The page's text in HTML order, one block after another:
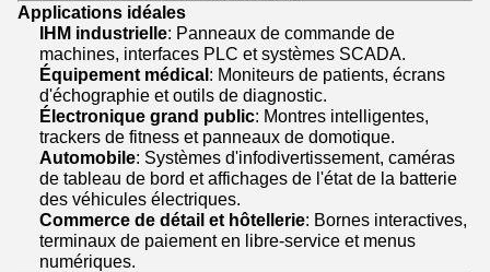
Applications idéales
IHM industrielle: Panneaux de commande de
machines, interfaces PLC et systèmes SCADA.
Équipement médical: Moniteurs de patients, écrans
d'échographie et outils de diagnostic.
Électronique grand public: Montres intelligentes,
trackers de fitness et panneaux de domotique.
Automobile: Systèmes d'infodivertissement, caméras
de tableau de bord et affichages de l'état de la batterie
des véhicules électriques.
Commerce de détail et hôtellerie: Bornes interactives,
terminaux de paiement en libre-service et menus
numériques.